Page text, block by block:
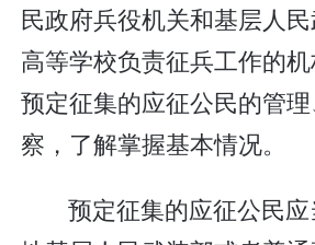
民政府兵役机关和基层人
高等学校负责征兵工作的
预定征集的应征公民的管
察，了解掌握基本情况。
预定征集的应征公民